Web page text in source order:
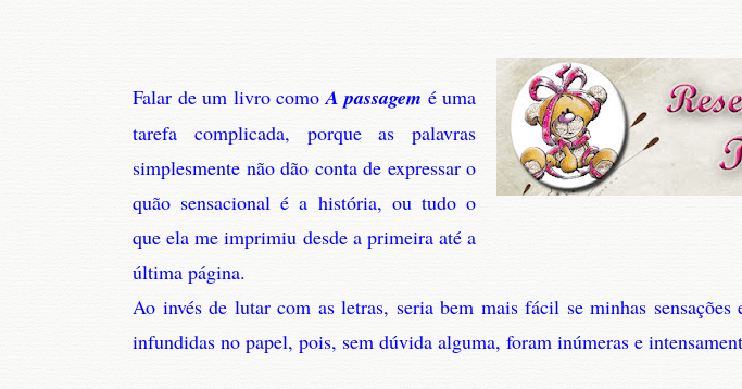
Falar de um livro comoA passagem é uma
tarefa complicada, porque as palavras
simplesmente não dão conta de expressar o
quão sensacional é a história, ou tudo o
que ela me imprimiu desde a primeira até a
última página.
Ao invés de lutar com as letras, seria bem mais fácil se minhas sensações
infundidas no papel, pois, sem dúvida alguma, foram inúmeras e